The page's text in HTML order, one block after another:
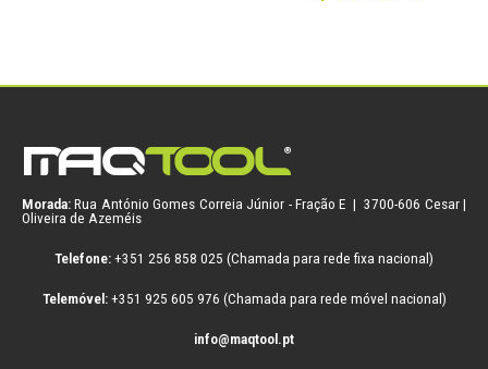
Morada: Rua António Gomes Correia Júnior - Fração E | 3700-606 Cesar |
Oliveira de Azeméis
Telefone: +351 256 858 025 (Chamada para rede fixa nacional)
Telemóvel:+351 925 605 976 (Chamada para rede móvel nacional)
info@maqtool.pt